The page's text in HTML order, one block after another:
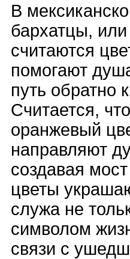
В
бархатцы,
считаются
помогают
путь обратно
Считается,
оранжевый
направляют
создавая
цветы
служа не
символом
связи с